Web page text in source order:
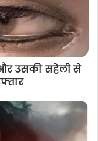
उसकी सहेली से